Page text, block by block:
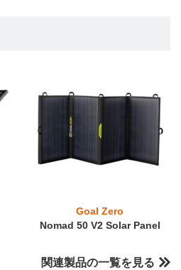
Goal Zero
Nomad 50 V2 Solar Panel
関連製品の一覧を見る